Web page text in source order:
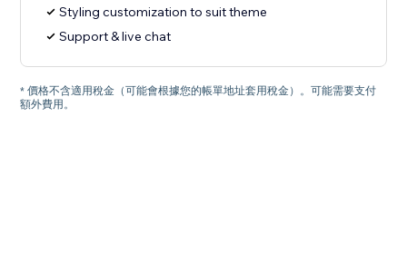
Styling customization to suit theme
Support & live chat
* 價格不含適用稅金（可能會根據您的帳單地址套用稅金）。可能需要支付
額外費用。